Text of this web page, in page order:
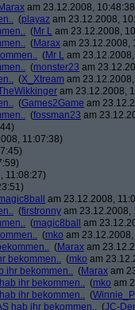
Marax am 23.12.2008,
(playaz am 23.12.2008,
(Mr L am 23.12.2008,
(Marax am 23.12.2008,
(Mr L am
(monster23 am
(X_Xtream am
am 23.12.2008,
(Games2Game am
(fossman23 am
11:07:38)
11:08:27)
am 23.12.2008,
(firstronny am 23.12.2008,
(magic8ball
am
(mko am
(Marax am
bekommen.. (mko am
ihr bekommen.. (Marax am
ihr bekommen.. (mko am
ihr bekommen.. (
hab ihr bekommen.. (JC-